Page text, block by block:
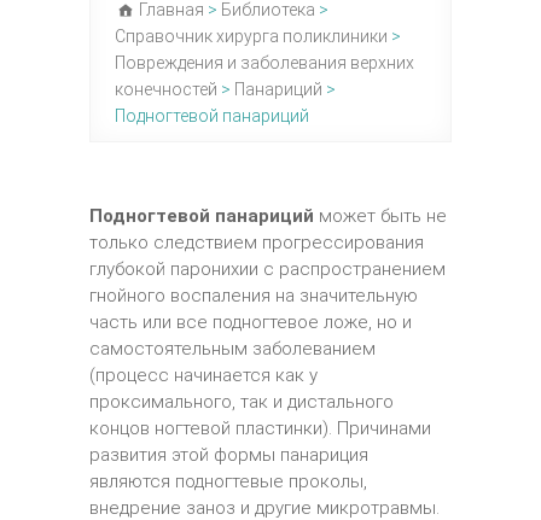
Главная > Библиотека >
Справочник хирурга поликлиники >
Повреждения и заболевания верхних
конечностей > Панариций >
Подногтевой панариций
Подногтевой панариций может быть не
только следствием прогрессирования
глубокой паронихии с распространением
гнойного воспаления на значительную
часть или все подногтевое ложе, но и
самостоятельным заболеванием
(процесс начинается как у
проксимального, так и дистального
концов ногтевой пластинки). Причинами
развития этой формы панариция
являются подногтевые проколы,
внедрение заноз и другие микротравмы.